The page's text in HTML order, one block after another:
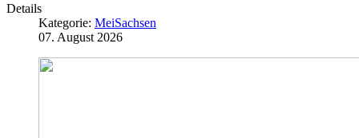
Details
Kategorie: MeiSachsen
07. August 2026